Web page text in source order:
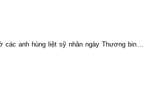
các anh hùng liệt sỹ nhân ngày Thương binh –